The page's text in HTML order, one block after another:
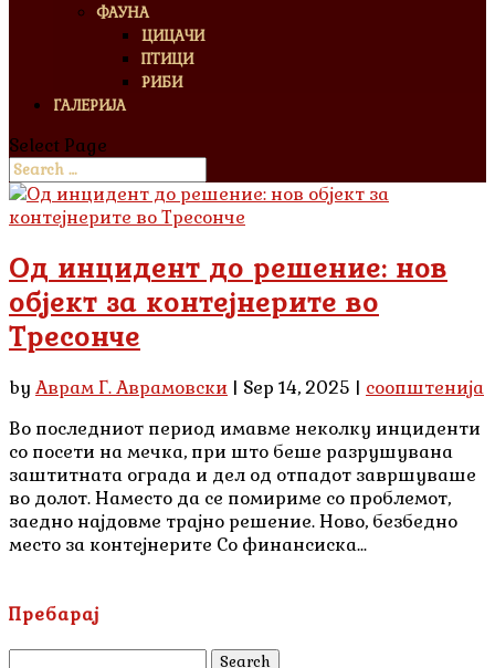
ФАУНА
ЦИЦАЧИ
ПТИЦИ
РИБИ
ГАЛЕРИЈА
Select Page
Од инцидент до решение: нов
објект за контејнерите во
Тресонче
by Аврам Г. Аврамовски | Sep 14, 2025 | соопштенија
Во последниот период имавме неколку инциденти
со посети на мечка, при што беше разрушувана
заштитната ограда и дел од отпадот завршуваше
во долот. Наместо да се помириме со проблемот,
заедно најдовме трајно решение. Ново, безбедно
место за контејнерите Со финансиска...
Пребарај